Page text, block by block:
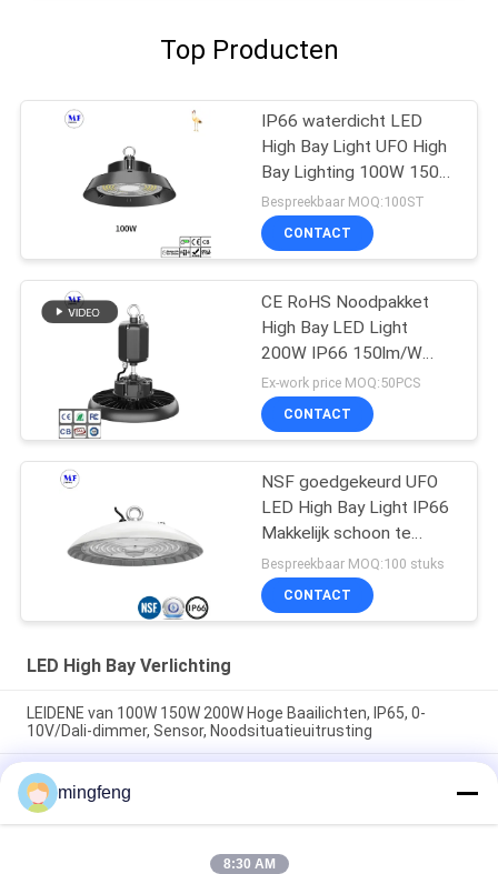
Top Producten
IP66 waterdicht LED
High Bay Light UFO High
Bay Lighting 100W 150W
200W 240W 300W
Bespreekbaar MOQ:100ST
CONTACT
CE RoHS Noodpakket
High Bay LED Light
200W IP66 150lm/W
Warehouse
Ex-work price MOQ:50PCS
CONTACT
NSF goedgekeurd UFO
LED High Bay Light IP66
Makkelijk schoon te
maken 60W 100W 150W
200W
Bespreekbaar MOQ:100 stuks
CONTACT
LED High Bay Verlichting
LEIDENE van 100W 150W 200W Hoge Baailichten, IP65, 0-
10V/Dali-dimmer, Sensor, Noodsituatieuitrusting
Het UFO LEIDEN van NSF IP66 Hoog Baai Licht Plafond 60W
100W 150W 200W voor VoedselVerwerkende industrie
mingfeng
8:30 AM